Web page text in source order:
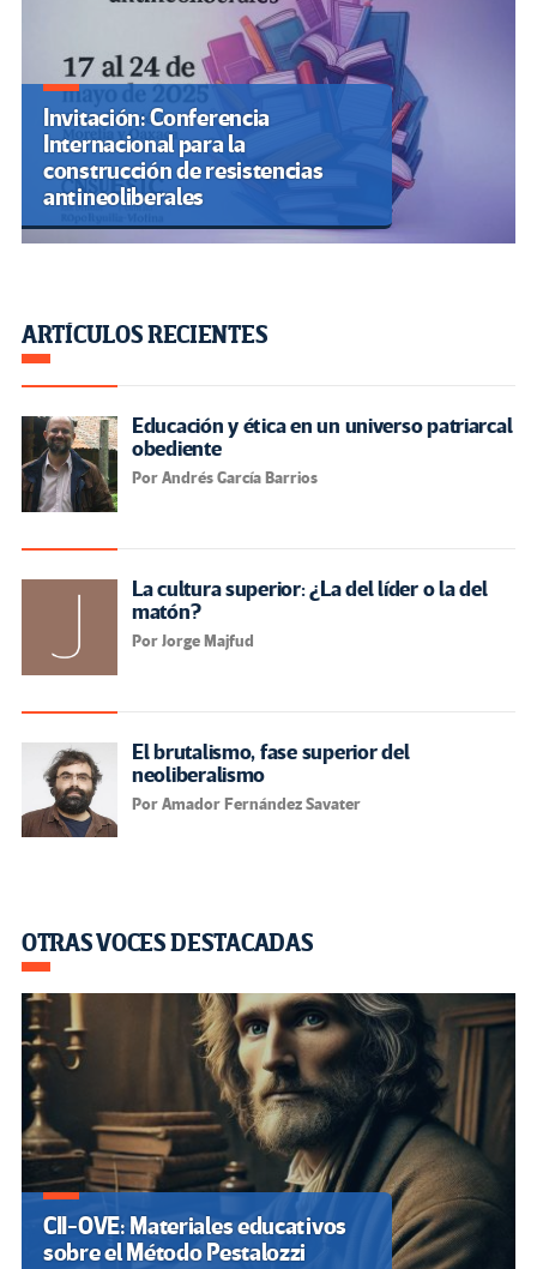
Invitación: Conferencia
Internacional para la
construcción de resistencias
antineoliberales
ARTÍCULOS RECIENTES
Educación y ética en un universo patriarcal
obediente
Por Andrés García Barrios
La cultura superior: ¿La del líder o la del
matón?
Por Jorge Majfud
El brutalismo, fase superior del
neoliberalismo
Por Amador Fernández Savater
OTRAS VOCES DESTACADAS
CII-OVE: Materiales educativos
sobre el Método Pestalozzi